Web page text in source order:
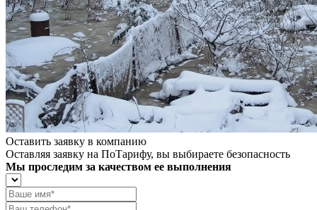
Оставить заявку в компанию
Оставляя заявку на ПоТарифу, вы выбираете безопасность
Мы проследим за качеством ее выполнения